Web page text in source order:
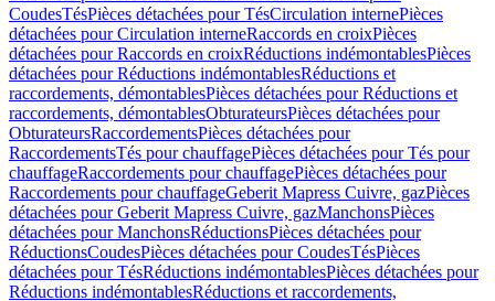
CoudesTésPièces détachées pour TésCirculation internePièces
détachées pour Circulation interneRaccords en croixPièces
détachées pour Raccords en croixRéductions indémontablesPièces
détachées pour Réductions indémontablesRéductions et
raccordements, démontablesPièces détachées pour Réductions et
raccordements, démontablesObturateursPièces détachées pour
ObturateursRaccordementsPièces détachées pour
RaccordementsTés pour chauffagePièces détachées pour Tés pour
chauffageRaccordements pour chauffagePièces détachées pour
Raccordements pour chauffageGeberit Mapress Cuivre, gazPièces
détachées pour Geberit Mapress Cuivre, gazManchonsPièces
détachées pour ManchonsRéductionsPièces détachées pour
RéductionsCoudesPièces détachées pour CoudesTésPièces
détachées pour TésRéductions indémontablesPièces détachées pour
Réductions indémontablesRéductions et raccordements,